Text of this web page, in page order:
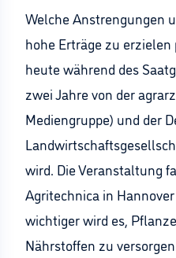
Welche Anstrengungen
hohe Erträge zu
heute während des
zwei Jahre von der
Mediengruppe) und der
wird. Die Veranstaltung
Agritechnica in
wichtiger wird es,
Nährstoffen zu